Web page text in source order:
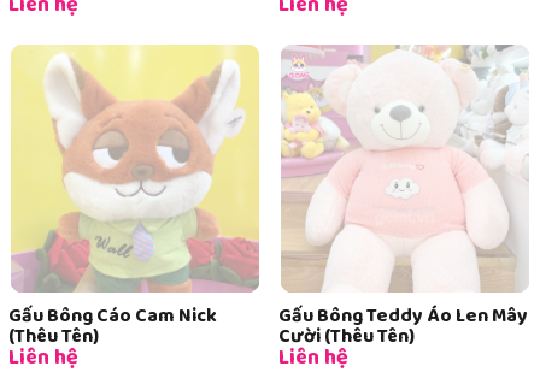
Gấu Bông Cáo Cam Nick
(Thêu Tên)
Liên hệ
Gấu Bông Teddy Áo Len Mây
Cười (Thêu Tên)
Liên hệ